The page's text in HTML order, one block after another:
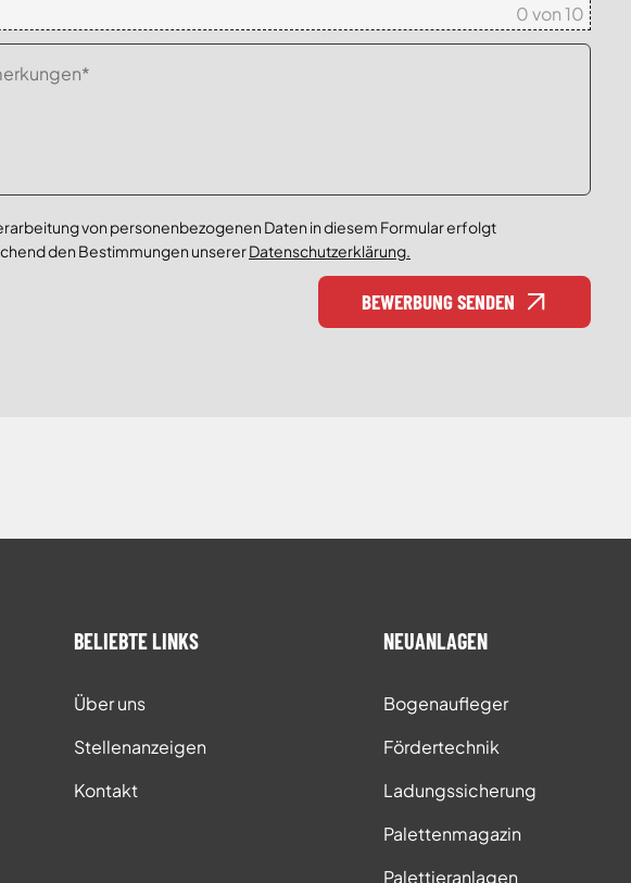
0von 10
von personenbezogenen Daten in diesem Formular erfolgt
den Bestimmungen unsererDatenschutzerklärung.
BEWERBUNG SENDEN
BELIEBTE LINKS
Über uns
Stellenanzeigen
Kontakt
NEUANLAGEN
Bogenaufleger
Fördertechnik
Ladungssicherung
Palettenmagazin
Palettieranlagen